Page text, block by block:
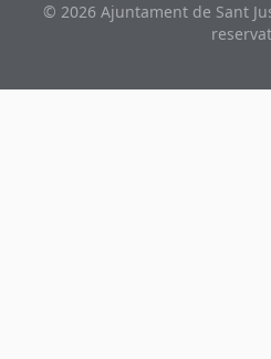
© 2026Ajuntament de Sant